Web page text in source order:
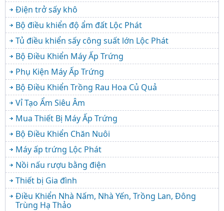
Điện trở sấy khô
Bộ điều khiển độ ẩm đất Lộc Phát
Tủ điều khiển sấy công suất lớn Lộc Phát
Bộ Điều Khiển Máy Ấp Trứng
Phụ Kiện Máy Ấp Trứng
Bộ Điều Khiển Trồng Rau Hoa Củ Quả
Vỉ Tạo Ẩm Siêu Âm
Mua Thiết Bị Máy Ấp Trứng
Bộ Điều Khiển Chăn Nuôi
Máy ấp trứng Lộc Phát
Nồi nấu rượu bằng điện
Thiết bị Gia đình
Điều Khiển Nhà Nấm, Nhà Yến, Trồng Lan, Đông
Trùng Hạ Thảo